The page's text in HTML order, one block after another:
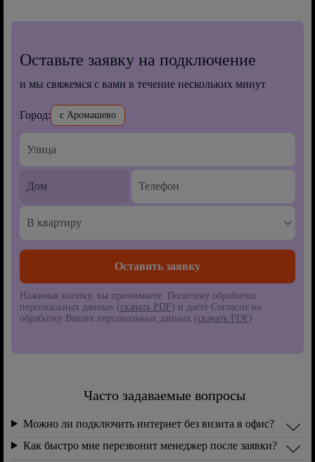
Оставьте заявку на подключение
и мы свяжемся с вами в течение нескольких минут
Город: с Аромашево
В квартиру
Нажимая кнопку, вы принимаете Политику обработки
персональных данных (скачать PDF) и даёте Согласие на
обработку Ваших персональных данных (скачать PDF)
Часто задаваемые вопросы
Можно ли подключить интернет без визита в офис?
Как быстро мне перезвонит менеджер после заявки?